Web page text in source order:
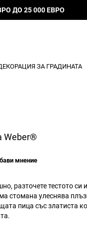
ДО 25 000 ЕВРО
ЗА ГРАДИНАТА
Weber®
мнение
разточете тестото
стомана улеснява
пица със златиста